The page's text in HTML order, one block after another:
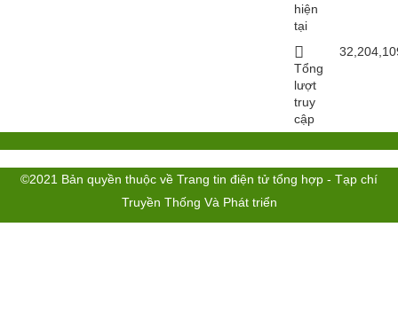
hiện
tại
Tổng
lượt
truy
cập
©2021 Bản quyền thuộc về Trang tin điện tử tổng hợp - Tạp chí
Truyền Thống Và Phát triển